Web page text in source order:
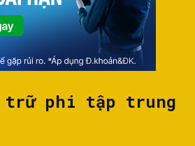
trữ phi tập trung